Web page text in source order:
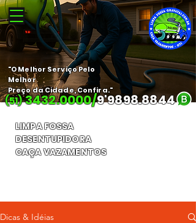
(51) 3432.0000/9'9898.8844
"O Melhor Serviço Pelo
Melhor
Preço da Cidade, Confira."
LIMPA FOSSA
DESENTUPIDORA
CAÇA VAZAMENTOS
Dicas & Idéias